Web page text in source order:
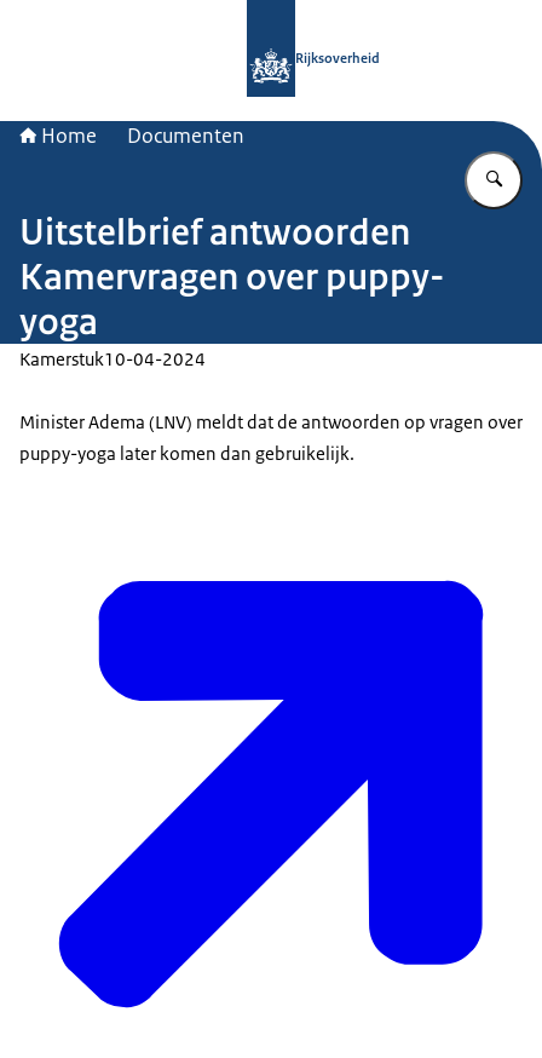
Rijksoverheid
Home Documenten
Uitstelbrief antwoorden
Kamervragen over puppy-
yoga
Kamerstuk10-04-2024
Minister Adema (LNV) meldt dat de antwoorden op vragen over
puppy-yoga later komen dan gebruikelijk.